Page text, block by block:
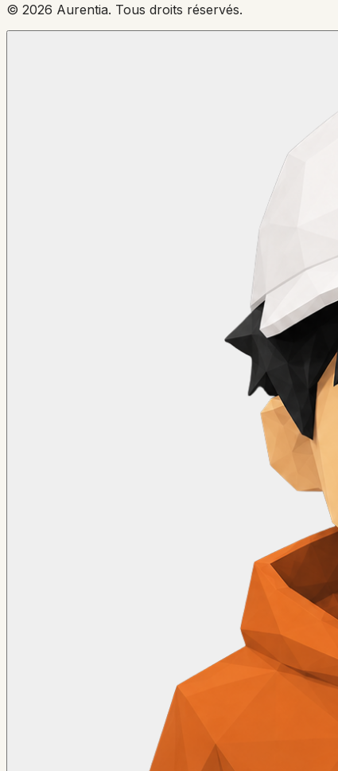
© 2026 Aurentia. Tous droits réservés.